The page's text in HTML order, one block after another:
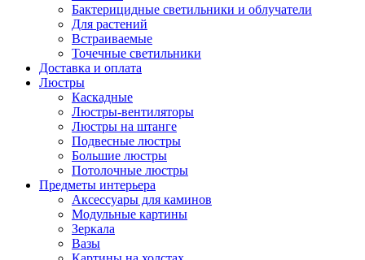
Бактерицидные светильники и облучатели
Для растений
Встраиваемые
Точечные светильники
Доставка и оплата
Люстры
Каскадные
Люстры-вентиляторы
Люстры на штанге
Подвесные люстры
Большие люстры
Потолочные люстры
Предметы интерьера
Аксессуары для каминов
Модульные картины
Зеркала
Вазы